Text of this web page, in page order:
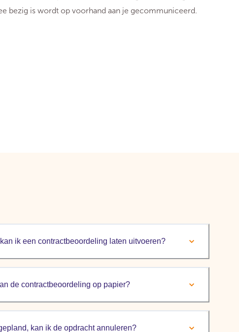
bezig is wordt op voorhand aan je gecommuniceerd.
ik een contractbeoordeling laten uitvoeren?
de contractbeoordeling op papier?
kan ik de opdracht annuleren?